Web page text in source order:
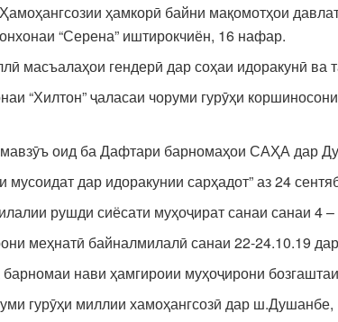
ҳамкорӣ байни мақомотҳои
“Серена” иштирокчиён, 16 нафар.
масъалаҳои гендерӣ дар соҳаи идоракунӣ
“Хилтон” ҷаласаи чоруми гурӯҳи
оид ба Дафтари барномаҳои САҲА дар
дар идоракунии сарҳадот” аз 24
рушди сиёсати муҳоҷират санаи санаи 4
меҳнатӣ байналмилалӣ санаи 22-24.10.19
нави ҳамгироии муҳоҷирони
гурӯҳи миллии хамоҳангсозӣ дар